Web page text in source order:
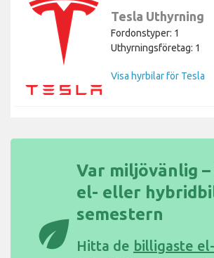
Tesla Uthyrning
Fordonstyper: 1
Uthyrningsföretag: 1
Visa hyrbilar för Tesla
eco
Var miljövänlig
el- eller
semestern
Hitta de billigaste